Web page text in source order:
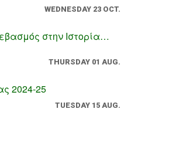
WEDNESDAY 23 OCT.
στην Ιστορία…
THURSDAY 01 AUG.
2024-25
TUESDAY 15 AUG.